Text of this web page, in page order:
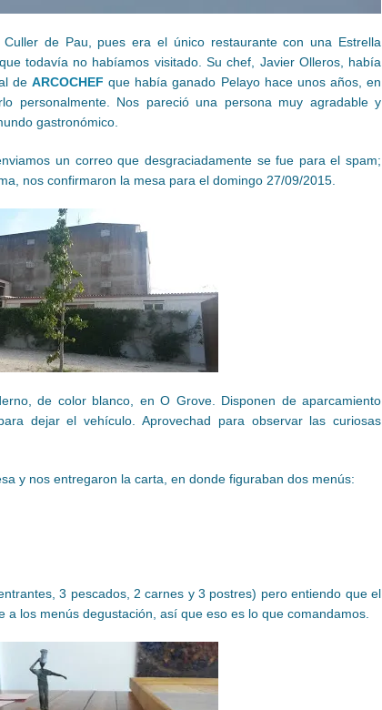
de Pau, pues era el único restaurante con una Estrella
todavía no habíamos visitado. Su chef, Javier Olleros, había
deARCOCHEF que había ganado Pelayo hace unos años, en
personalmente. Nos pareció una persona muy agradable y
gastronómico.
un correo que desgraciadamente se fue para el spam;
nos confirmaron la mesa para el domingo 27/09/2015.
de color blanco, en O Grove. Disponen de aparcamiento
dejar el vehículo. Aprovechad para observar las curiosas
y nos entregaron la carta, en donde figuraban dos menús:
3 pescados, 2 carnes y 3 postres) pero entiendo que el
los menús degustación, así que eso es lo que comandamos.